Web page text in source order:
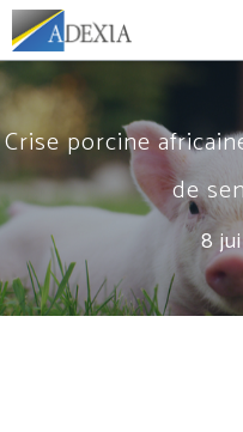
Crise porcine
de
8